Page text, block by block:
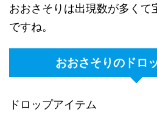
おおさそりは出現数が多くて
ですね。
おおさそりのドロ
ドロップアイテム